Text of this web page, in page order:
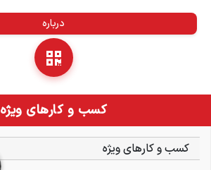
درباره
کسب و کارهای ویژه
کسب و کارهای ویژه